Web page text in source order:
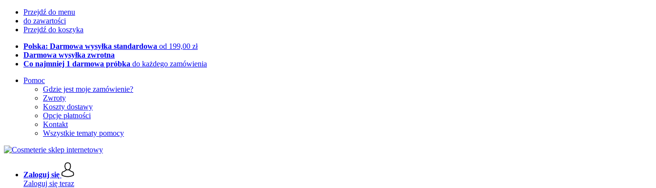
Przejdź do menu
do zawartości
Przejdź do koszyka
Polska: Darmowa wysyłka standardowa od 199,00 zł
Darmowa wysyłka zwrotna
Co najmniej 1 darmowa próbka do każdego zamówienia
Pomoc
Gdzie jest moje zamówienie?
Zwroty
Koszty dostawy
Opcje płatności
Kontakt
Wszystkie tematy pomocy
Zaloguj się
Zaloguj się teraz